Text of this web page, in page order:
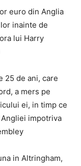
euro din Anglia
inainte de
lui Harry
25 de ani, care
a mers pe
ei, in timp ce
impotriva
in Altringham,